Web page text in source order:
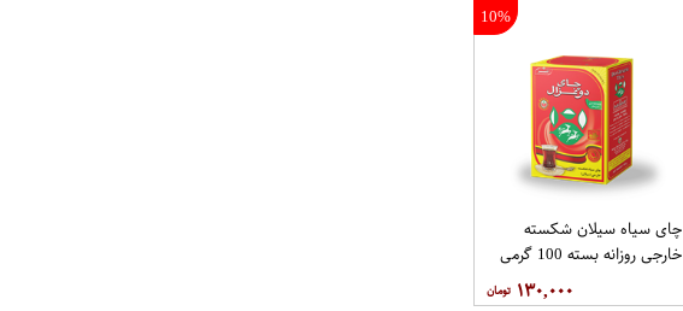
10%
چای سیاه سیلان شکسته
خارجی روزانه بسته 100 گرمی
۱۳۰,۰۰۰